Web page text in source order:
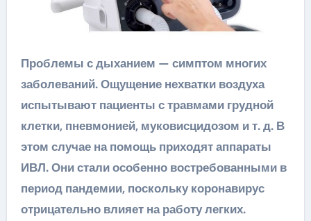
Проблемы с дыханием — симптом многих
заболеваний. Ощущение нехватки воздуха
испытывают пациенты с травмами грудной
клетки, пневмонией, муковисцидозом и т. д. В
этом случае на помощь приходят аппараты
ИВЛ. Они стали особенно востребованными в
период пандемии, поскольку коронавирус
отрицательно влияет на работу легких.